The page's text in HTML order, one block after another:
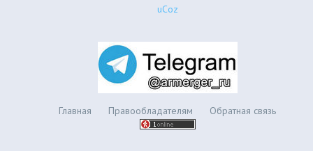
uCoz
Главная Правообладателям Обратная связь